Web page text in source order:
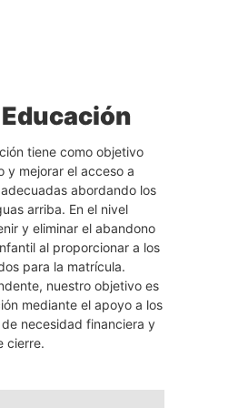
tiene como objetivo
y mejorar el acceso a
abordando los
arriba. En el nivel
y eliminar el abandono
al proporcionar a los
para la matrícula.
nuestro objetivo es
mediante el apoyo a los
necesidad financiera y
cierre.